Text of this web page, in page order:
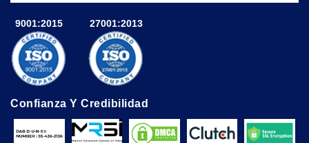
9001:2015 27001:2013
Confianza Y Credibilidad